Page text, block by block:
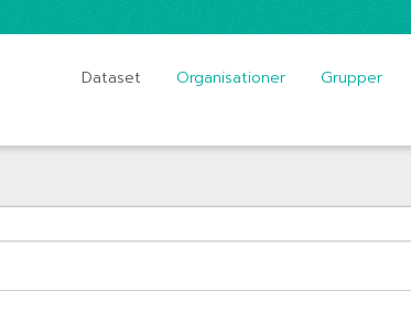
Dataset Organisationer Grupper